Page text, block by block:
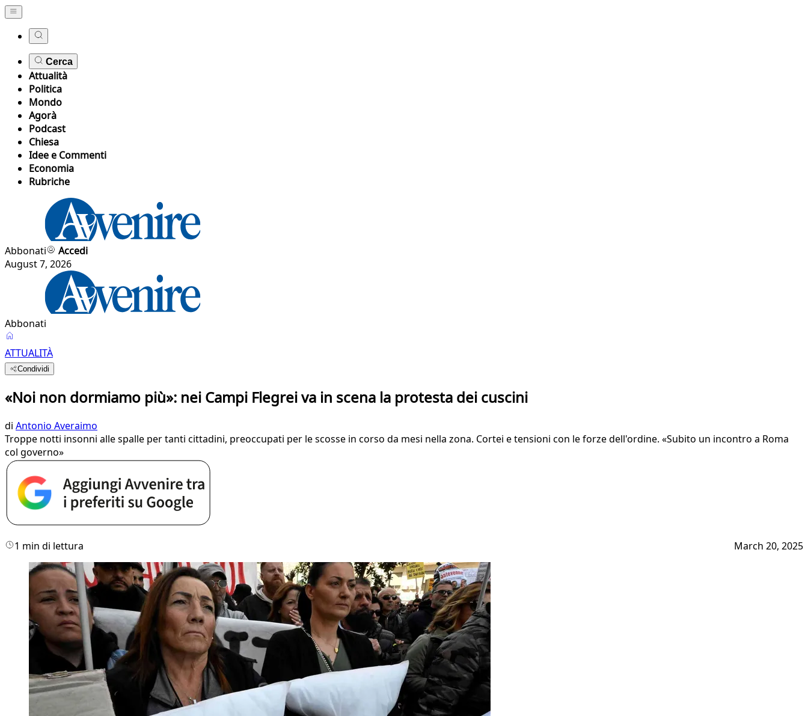
Cerca
Attualità
Politica
Mondo
Agorà
Podcast
Chiesa
Idee e Commenti
Economia
Rubriche
Abbonati
Accedi
August 7, 2026
Abbonati
ATTUALITÀ
Condividi
«Noi non dormiamo più»: nei Campi Flegrei va in scena la protesta dei cuscini
di Antonio Averaimo
Troppe notti insonni alle spalle per tanti cittadini, preoccupati per le scosse in corso da mesi nella zona. Cortei e tensioni con le forze dell'ordine. «Subito un incontro a Roma
col governo»
1 min di lettura March 20, 2025